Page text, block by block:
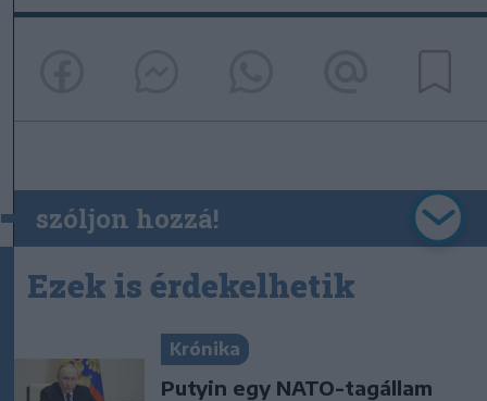
szóljon hozzá!
Ezek is érdekelhetik
Krónika
Putyin egy NATO-tagállam